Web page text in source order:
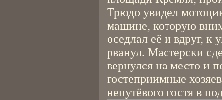
Трюдо увидел
машине, которую
оседлал её и вдруг, к
рванул. Мастерски
вернулся на место и
гостеприимные
непутёвого гостя в